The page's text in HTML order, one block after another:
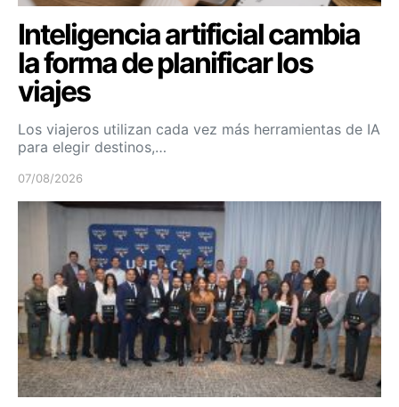
Inteligencia artificial cambia
la forma de planificar los
viajes
Los viajeros utilizan cada vez más herramientas de IA
para elegir destinos,…
07/08/2026